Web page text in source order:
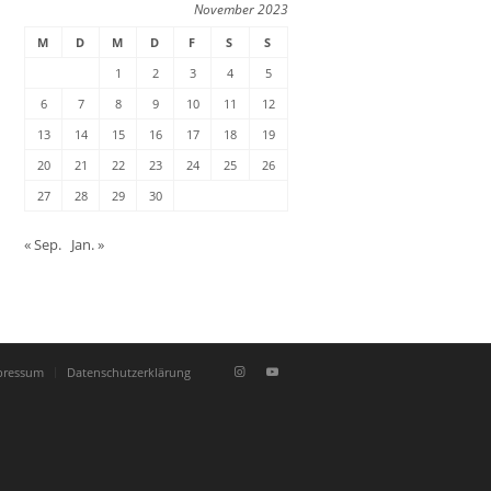
November 2023
M D M D F S
S
1
2 3 4
5
6
7 8 9 10 11
12
13
14 15 16 17 18
19
20
21 22 23 24 25
26
27
28 29 30
« Sep. Jan. »
Datenschutzerklärung